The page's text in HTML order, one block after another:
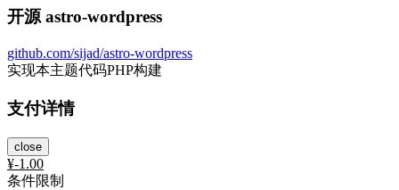
开源 astro-wordpress
github.com/sijad/astro-wordpress
实现本主题代码PHP构建
支付详情
close
¥-1.00
条件限制